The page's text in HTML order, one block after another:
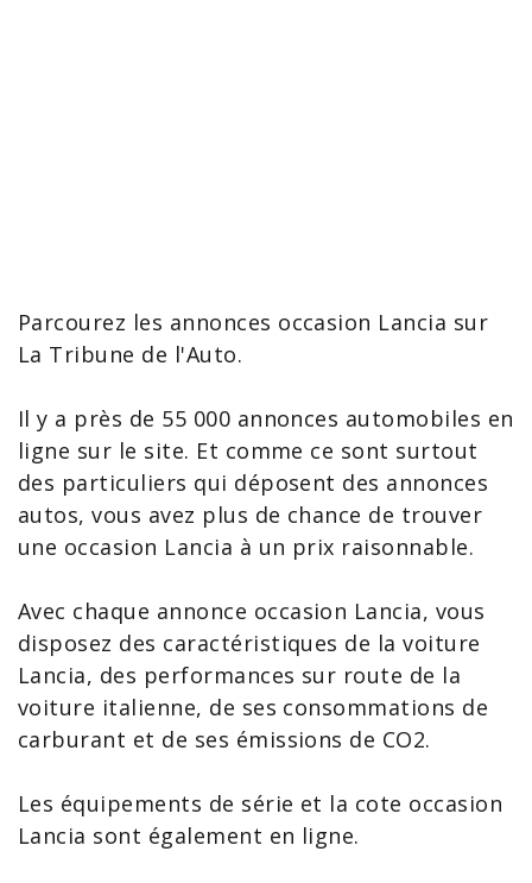
Parcourez les annonces occasion Lancia sur
La Tribune de l'Auto.
Il y a près de 55 000 annonces automobiles en
ligne sur le site. Et comme ce sont surtout
des particuliers qui déposent des annonces
autos, vous avez plus de chance de trouver
une occasion Lancia à un prix raisonnable.
Avec chaque annonce occasion Lancia, vous
disposez des caractéristiques de lavoiture
Lancia, des performances sur route de la
voiture italienne, de ses consommations de
carburant et de ses émissions de CO2.
Les équipements de série et la cote occasion
Lancia sont également en ligne.